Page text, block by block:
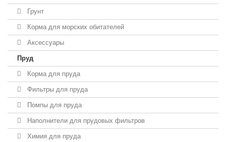
Грунт
Корма для морских обитателей
Аксессуары
Пруд
Корма для пруда
Фильтры для пруда
Помпы для пруда
Наполнители для прудовых фильтров
Химия для пруда